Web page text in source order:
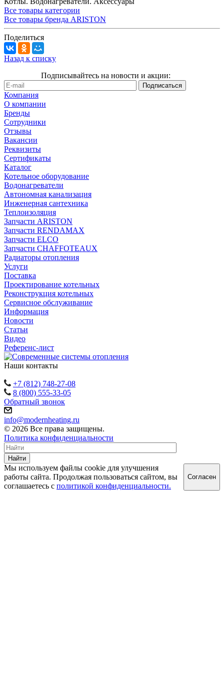
Все товары категории
Все товары бренда ARISTON
Поделиться
Назад к списку
Подписывайтесь на новости и акции:
Компания
О компании
Бренды
Сотрудники
Отзывы
Вакансии
Реквизиты
Сертификаты
Каталог
Котельное оборудование
Водонагреватели
Автономная канализация
Инженерная сантехника
Теплоизоляция
Запчасти ARISTON
Запчасти RENDAMAX
Запчасти ELCO
Запчасти CHAFFOTEAUX
Радиаторы отопления
Услуги
Поставка
Проектирование котельных
Реконструкция котельных
Сервисное обслуживание
Информация
Новости
Статьи
Видео
Референс-лист
Наши контакты
+7 (812) 748-27-08
8 (800) 555-33-05
Обратный звонок
info@modernheating.ru
© 2026 Все права защищены.
Политика конфиденциальности
Найти
Мы используем файлы cookie для улучшения
работы сайта. Продолжая пользоваться сайтом, вы
соглашаетесь с политикой конфиденциальности.
Согласен